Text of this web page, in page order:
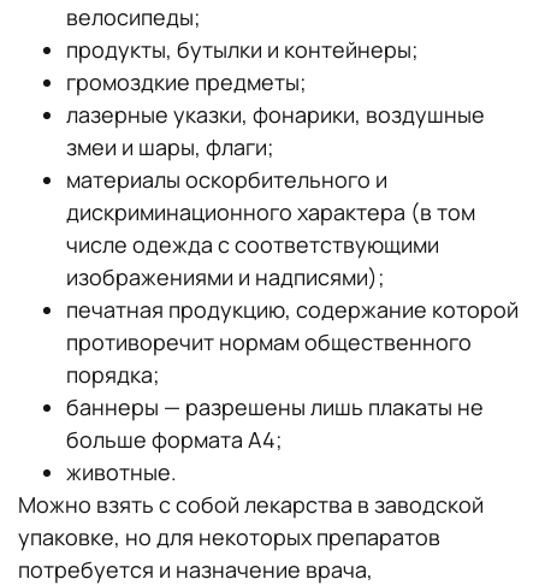
велосипеды;
продукты, бутылки и контейнеры;
громоздкие предметы;
лазерные указки, фонарики, воздушные
змеи и шары, флаги;
материалы оскорбительного и
дискриминационного характера (в том
числе одежда с соответствующими
изображениями и надписями);
печатная продукцию, содержание которой
противоречит нормам общественного
порядка;
баннеры — разрешены лишь плакаты не
больше формата А4;
животные.
Можно взять с собой лекарства в заводской
упаковке, но для некоторых препаратов
потребуется и назначение врача,